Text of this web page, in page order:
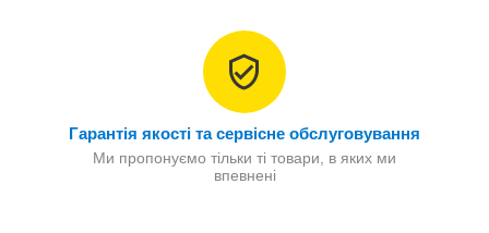
Гарантія якості та сервісне обслуговування
Ми пропонуємо тільки ті товари, в яких ми
впевнені